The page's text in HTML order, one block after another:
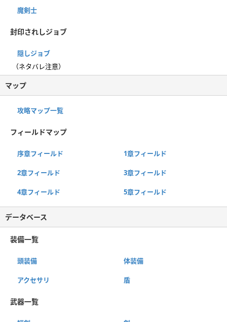
魔剣士
封印されしジョブ
隠しジョブ
（ネタバレ注意）
マップ
攻略マップ一覧
フィールドマップ
序章フィールド 1章フィールド
2章フィールド 3章フィールド
4章フィールド 5章フィールド
データベース
装備一覧
頭装備 体装備
アクセサリ 盾
武器一覧